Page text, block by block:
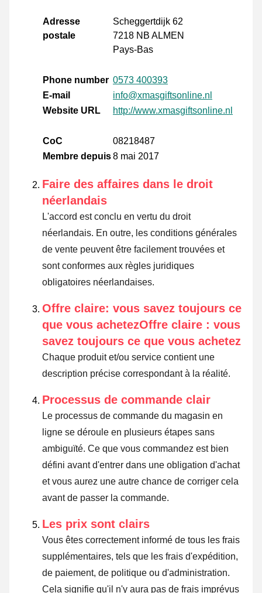
Adresse
postale
Scheggertdijk 62
7218 NB ALMEN
Pays-Bas
Phone number 0573 400393
E-mail
info@xmasgiftsonline.nl
Website URL
http://www.xmasgiftsonline.nl
CoC
08218487
Membre depuis8 mai 2017
Faire des affaires dans le droit
néerlandais
L'accord est conclu en vertu du droit
néerlandais. En outre, les conditions générales
de vente peuvent être facilement trouvées et
sont conformes aux règles juridiques
obligatoires néerlandaises.
Offre claire: vous savez toujours ce
que vous achetezOffre claire : vous
savez toujours ce que vous achetez
Chaque produit et/ou service contient une
description précise correspondant à la réalité.
Processus de commande clair
Le processus de commande du magasin en
ligne se déroule en plusieurs étapes sans
ambiguïté. Ce que vous commandez est bien
défini avant d'entrer dans une obligation d'achat
et vous aurez une autre chance de corriger cela
avant de passer la commande.
Les prix sont clairs
Vous êtes correctement informé de tous les frais
supplémentaires, tels que les frais d'expédition,
de paiement, de politique ou d'administration.
Cela signifie qu'il n'y aura pas de frais imprévus